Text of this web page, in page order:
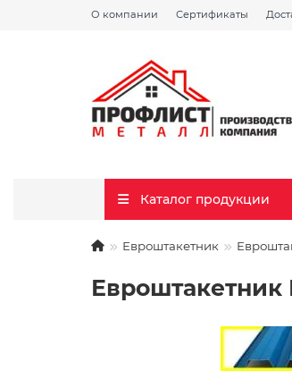
О компании Сертификаты
Каталог продукции
Евроштакетник